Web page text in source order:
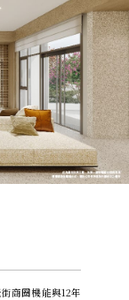
商圈機能與12年